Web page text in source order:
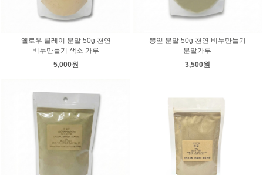
옐로우 클레이 분말 50g 천연
비누만들기 색소 가루
5,000원
뽕잎 분말 50g 천연 비누만들기
분말가루
3,500원